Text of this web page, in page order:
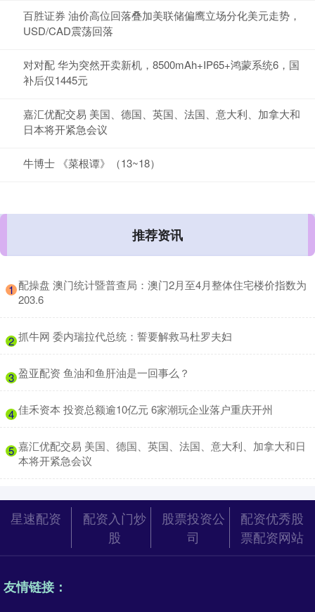
百胜证券 油价高位回落叠加美联储偏鹰立场分化美元走势，
USD/CAD震荡回落
对对配 华为突然开卖新机，8500mAh+IP65+鸿蒙系统6，国
补后仅1445元
嘉汇优配交易 美国、德国、英国、法国、意大利、加拿大和
日本将开紧急会议
牛博士 《菜根谭》（13~18）
推荐资讯
1 ​配操盘 澳门统计暨普查局：澳门2月至4月整体住宅楼价指数为
203.6
2 ​抓牛网 委内瑞拉代总统：誓要解救马杜罗夫妇
3 ​盈亚配资 鱼油和鱼肝油是一回事么？
4 ​佳禾资本 投资总额逾10亿元 6家潮玩企业落户重庆开州
5 ​嘉汇优配交易 美国、德国、英国、法国、意大利、加拿大和日
本将开紧急会议
星速配资
配资入门炒
股
股票投资公
司
配资优秀股
票配资网站
友情链接：